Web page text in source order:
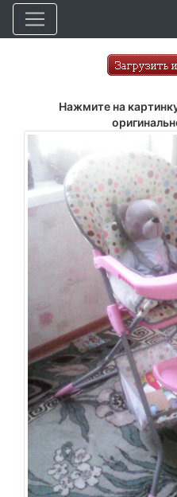
Нажмите на